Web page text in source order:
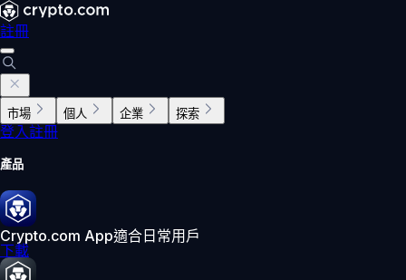
註冊
市場 個人 企業 探索
登入註冊
產品
Crypto.com App適合日常用戶
下載